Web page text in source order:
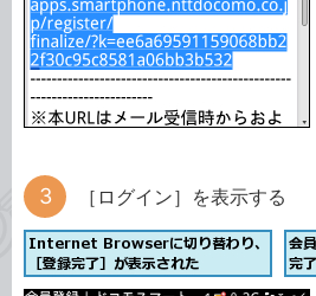
［ログイン］を表示する